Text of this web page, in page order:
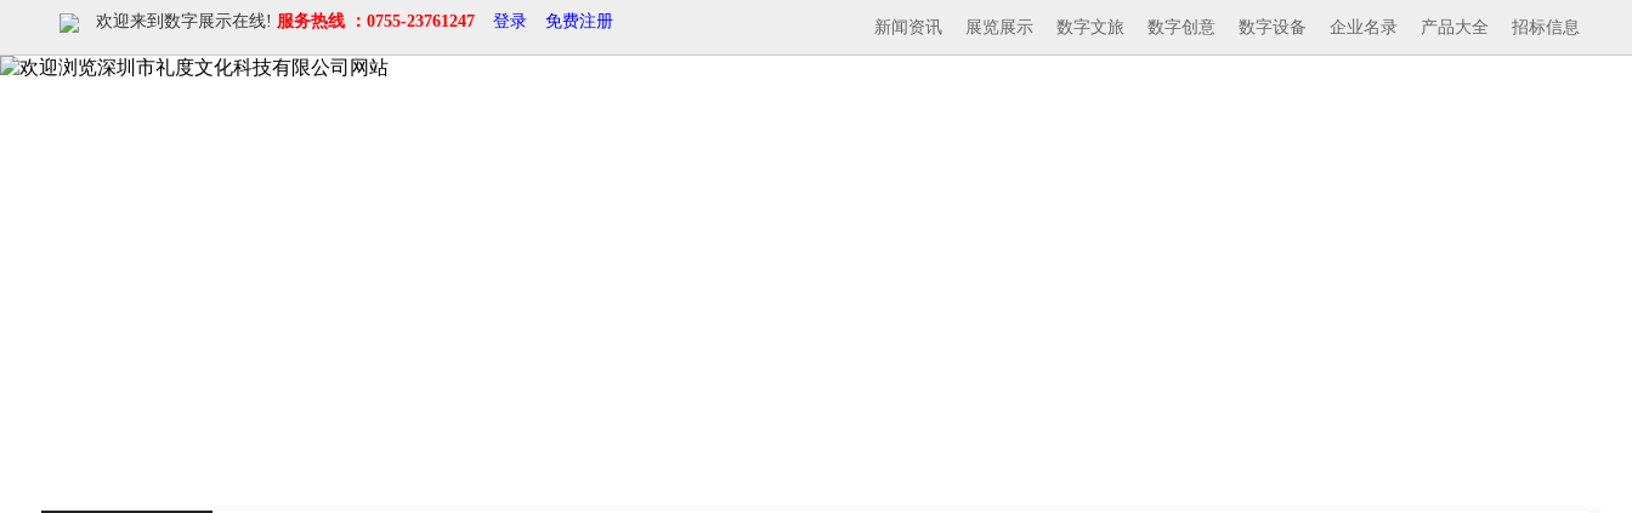
欢迎来到数字展示在线! 服务热线 ：0755-23761247 登录 免费注册 新闻资讯 展览展示 数字文旅 数字创意 数字设备 企业名录 产品大全 招标信息